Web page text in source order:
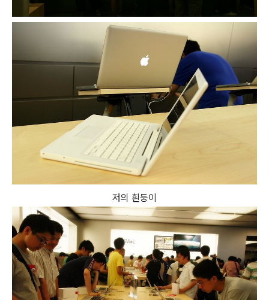
저의 흰둥이